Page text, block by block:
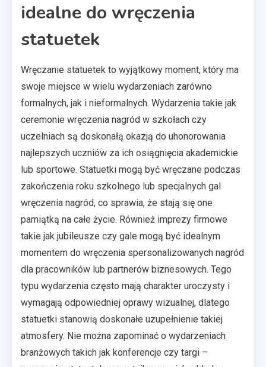
idealne do wręczenia
statuetek
Wręczanie statuetek to wyjątkowy moment, który ma
swoje miejsce w wielu wydarzeniach zarówno
formalnych, jak i nieformalnych. Wydarzenia takie jak
ceremonie wręczenia nagród w szkołach czy
uczelniach są doskonałą okazją do uhonorowania
najlepszych uczniów za ich osiągnięcia akademickie
lub sportowe. Statuetki mogą być wręczane podczas
zakończenia roku szkolnego lub specjalnych gal
wręczenia nagród, co sprawia, że stają się one
pamiątką na całe życie. Również imprezy firmowe
takie jak jubileusze czy gale mogą być idealnym
momentem do wręczenia spersonalizowanych nagród
dla pracowników lub partnerów biznesowych. Tego
typu wydarzenia często mają charakter uroczysty i
wymagają odpowiedniej oprawy wizualnej, dlatego
statuetki stanowią doskonałe uzupełnienie takiej
atmosfery. Nie można zapominać o wydarzeniach
branżowych takich jak konferencje czy targi –